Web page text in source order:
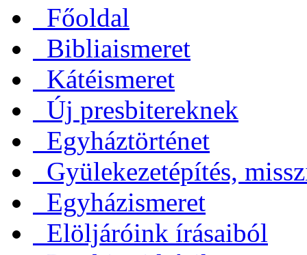
Főoldal
Bibliaismeret
Kátéismeret
Új presbitereknek
Egyháztörténet
Gyülekezetépítés,
Egyházismeret
Elöljáróink írásaiból